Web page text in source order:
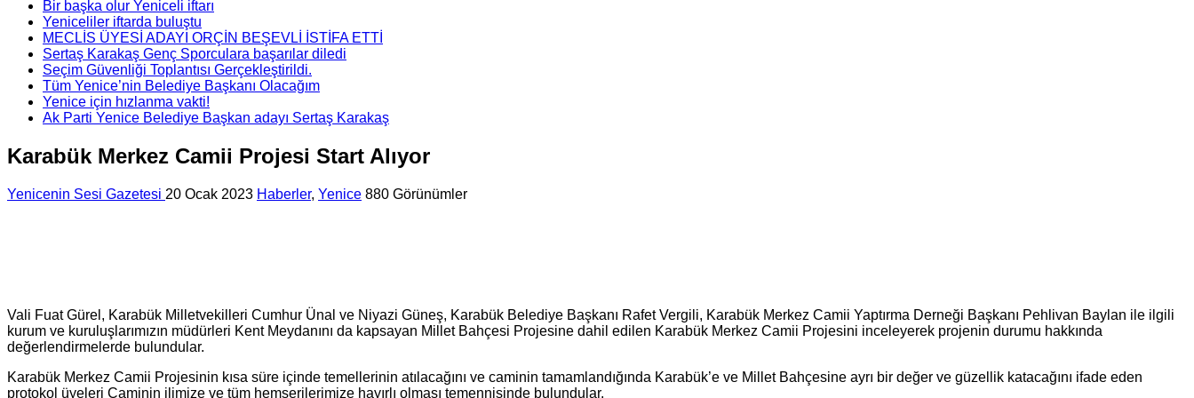
Bir başka olur Yeniceli iftarı
Yeniceliler iftarda buluştu
MECLİS ÜYESİ ADAYI ORÇİN BEŞEVLİ İSTİFA ETTİ
Sertaş Karakaş Genç Sporculara başarılar diledi
Seçim Güvenliği Toplantısı Gerçekleştirildi.
Tüm Yenice’nin Belediye Başkanı Olacağım
Yenice için hızlanma vakti!
Ak Parti Yenice Belediye Başkan adayı Sertaş Karakaş
Karabük Merkez Camii Projesi Start Alıyor
Yenicenin Sesi Gazetesi 20 Ocak 2023 Haberler, Yenice 880 Görünümler
Vali Fuat Gürel, Karabük Milletvekilleri Cumhur Ünal ve Niyazi Güneş, Karabük Belediye Başkanı Rafet Vergili, Karabük Merkez Camii Yaptırma Derneği Başkanı Pehlivan Baylan ile ilgili
kurum ve kuruluşlarımızın müdürleri Kent Meydanını da kapsayan Millet Bahçesi Projesine dahil edilen Karabük Merkez Camii Projesini inceleyerek projenin durumu hakkında
değerlendirmelerde bulundular.
Karabük Merkez Camii Projesinin kısa süre içinde temellerinin atılacağını ve caminin tamamlandığında Karabük’e ve Millet Bahçesine ayrı bir değer ve güzellik katacağını ifade eden
protokol üyeleri Caminin ilimize ve tüm hemşerilerimize hayırlı olması temennisinde bulundular.